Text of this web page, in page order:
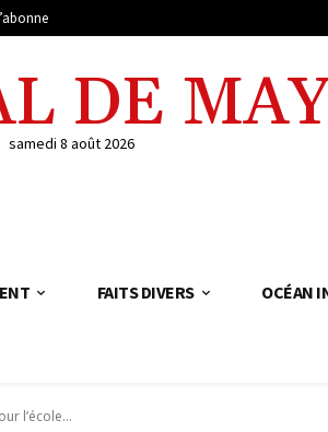
DE
samedi 8 août 2026
FAITS DIVERS OCÉAN
l’école...